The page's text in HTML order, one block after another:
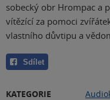
sobecký obr Hrompac a
vítězící za pomoci
vlastního důvtipu a
Sdílet
KATEGORIE